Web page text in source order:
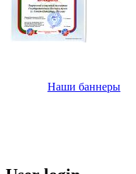
Наши баннеры